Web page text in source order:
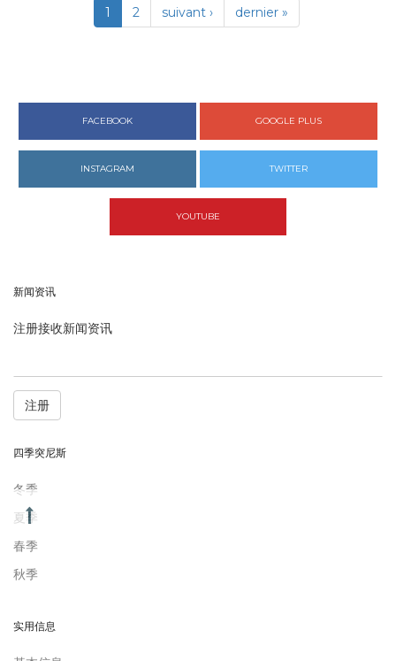
1 2 suivant › dernier »
FACEBOOK GOOGLE PLUS
INSTAGRAM TWITTER
YOUTUBE
新闻资讯
注册接收新闻资讯
注册
四季突尼斯
冬季
夏季
春季
秋季
实用信息